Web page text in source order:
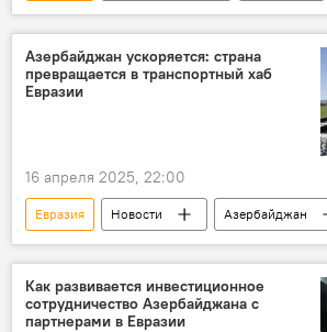
AZAL
Кавказ
Кавказ
страна
авиакомпании
Авиакомпании
Азербайджан ускоряется: страна
превращается в транспортный хаб
Евразии
16 апреля 2025, 22:00
Евразия Новости
Азербайджан
Россия
Иран
Транспорт
Коридор "Север-Юг"
Как развивается инвестиционное
сотрудничество Азербайджана с
партнерами в Евразии